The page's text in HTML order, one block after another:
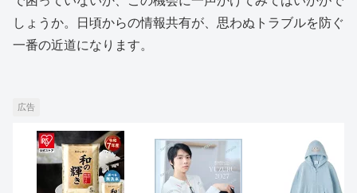
しょうか。日頃からの情報共有が、思わぬトラブルを防ぐ
一番の近道になります。
広告